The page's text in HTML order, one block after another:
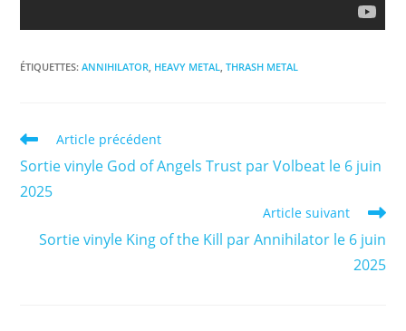
ÉTIQUETTES:ANNIHILATOR HEAVY METAL THRASH METAL
Read
articles
Article précédent
Sortie vinyle God of Angels Trust par Volbeat le 6 juin
2025
Article suivant
Sortie vinyle King of the Kill par Annihilator le 6 juin
2025